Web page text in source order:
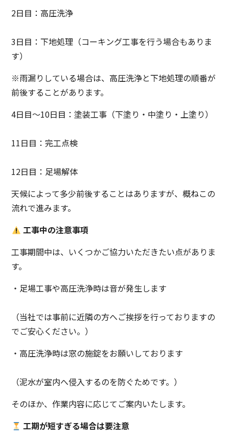
2日目：高圧洗浄
3日目：下地処理（コーキング工事を行う場合もありま
す）
※雨漏りしている場合は、高圧洗浄と下地処理の順番が
前後することがあります。
4日目～10日目：塗装工事（下塗り・中塗り・上塗り）
11日目：完工点検
12日目：足場解体
天候によって多少前後することはありますが、概ねこの
流れで進みます。
工事中の注意事項
工事期間中は、いくつかご協力いただきたい点がありま
す。
・足場工事や高圧洗浄時は音が発生します
（当社では事前に近隣の方へご挨拶を行っておりますの
でご安心ください。）
・高圧洗浄時は窓の施錠をお願いしております
（泥水が室内へ侵入するのを防ぐためです。）
そのほか、作業内容に応じてご案内いたします。
工期が短すぎる場合は要注意